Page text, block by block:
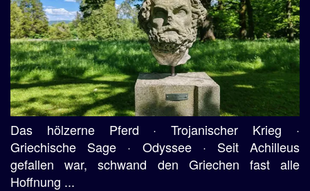
Das hölzerne Pferd · Trojanischer Krieg ·
Griechische Sage · Odyssee · Seit Achilleus
gefallen war, schwand den Griechen fast alle
Hoffnung ...